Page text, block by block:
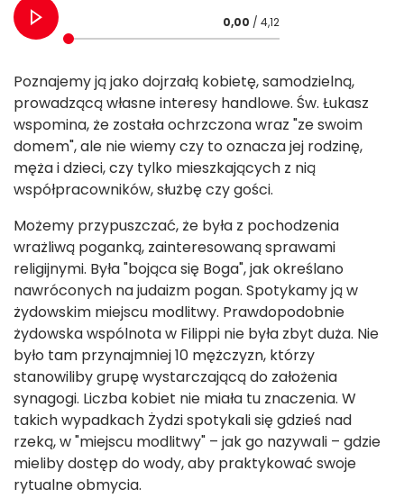
0,00 / 4,12
Poznajemy ją jako dojrzałą kobietę, samodzielną,
prowadzącą własne interesy handlowe. Św. Łukasz
wspomina, że została ochrzczona wraz "ze swoim
domem", ale nie wiemy czy to oznacza jej rodzinę,
męża i dzieci, czy tylko mieszkających z nią
współpracowników, służbę czy gości.
Możemy przypuszczać, że była z pochodzenia
wrażliwą poganką, zainteresowaną sprawami
religijnymi. Była "bojąca się Boga", jak określano
nawróconych na judaizm pogan. Spotykamy ją w
żydowskim miejscu modlitwy. Prawdopodobnie
żydowska wspólnota w Filippi nie była zbyt duża. Nie
było tam przynajmniej 10 mężczyzn, którzy
stanowiliby grupę wystarczającą do założenia
synagogi. Liczba kobiet nie miała tu znaczenia. W
takich wypadkach Żydzi spotykali się gdzieś nad
rzeką, w "miejscu modlitwy" – jak go nazywali – gdzie
mieliby dostęp do wody, aby praktykować swoje
rytualne obmycia.